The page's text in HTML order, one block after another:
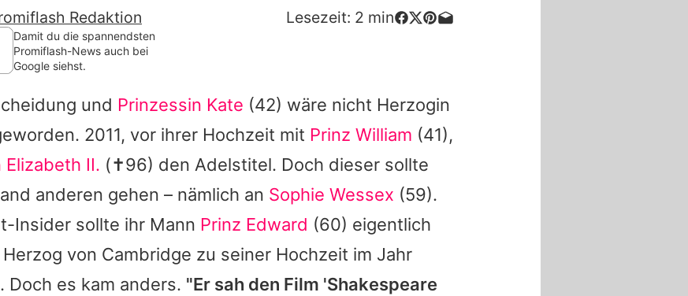
Redaktion Lesezeit: 2 min
Damit du die spannendsten
Promiflash-News auch bei
Google siehst.
und Prinzessin Kate (42) wäre nicht Herzogin
2011, vor ihrer Hochzeit mit Prinz William (41),
Elizabeth II. (✝96) den Adelstitel. Doch dieser sollte
anderen gehen – nämlich an Sophie Wessex (59).
Insider sollte ihr Mann Prinz Edward (60) eigentlich
von Cambridge zu seiner Hochzeit im Jahr
Doch es kam anders. "Er sah den Film 'Shakespeare